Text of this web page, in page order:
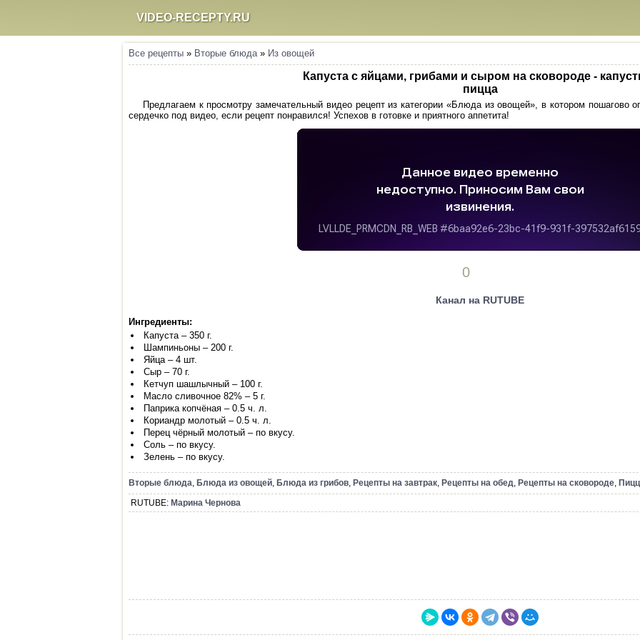
VIDEO-RECEPTY.RU
Все рецепты » Вторые блюда» Из овощей
Капуста с яйцами, грибами и сыром на сковороде -
пицца
Предлагаем к просмотру замечательный видео рецепт из категории «Блюда из овощей», в котором пошагово
сердечко под видео, если рецепт понравился! Успехов в готовке и приятного аппетита!
0
Канал на RUTUBE
Ингредиенты:
Капуста – 350 г.
Шампиньоны – 200 г.
Яйца – 4 шт.
Сыр – 70 г.
Кетчуп шашлычный – 100 г.
Масло сливочное 82% – 5 г.
Паприка копчёная – 0.5 ч. л.
Кориандр молотый – 0.5 ч. л.
Перец чёрный молотый – по вкусу.
Соль – по вкусу.
Зелень – по вкусу.
Вторые блюда, Блюда из овощей, Блюда из грибов, Рецепты на завтрак, Рецепты на обед, Рецепты на сковороде,
RUTUBE: Марина Чернова